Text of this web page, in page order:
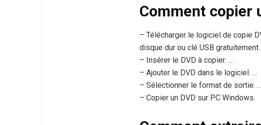
Comment copier
– Télécharger le logiciel de copie
disque dur ou clé USB
– Insérer le DVD à copier. …
– Ajouter le DVD dans le logiciel. …
– Sélectionner le format de sortie. …
– Copier un DVD sur PC Windows.